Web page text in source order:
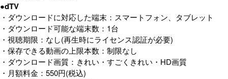
●dTV
・ダウンロードに対応した端末：スマートフォン、タブレット
・ダウンロード可能な端末数：1台
・視聴期限：なし(再生時にライセンス認証が必要)
・保存できる動画の上限本数：制限なし
・ダウンロード画質：きれい・すごくきれい・HD画質
・月額料金：550円(税込)